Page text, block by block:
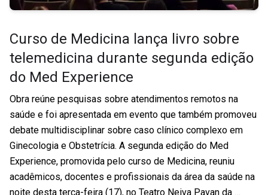
Curso de Medicina lança livro sobre
telemedicina durante segunda edição
do Med Experience
Obra reúne pesquisas sobre atendimentos remotos na
saúde e foi apresentada em evento que também promoveu
debate multidisciplinar sobre caso clínico complexo em
Ginecologia e Obstetrícia. A segunda edição do Med
Experience, promovida pelo curso de Medicina, reuniu
acadêmicos, docentes e profissionais da área da saúde na
noite desta terça-feira (17), no Teatro Neiva Pavan da …